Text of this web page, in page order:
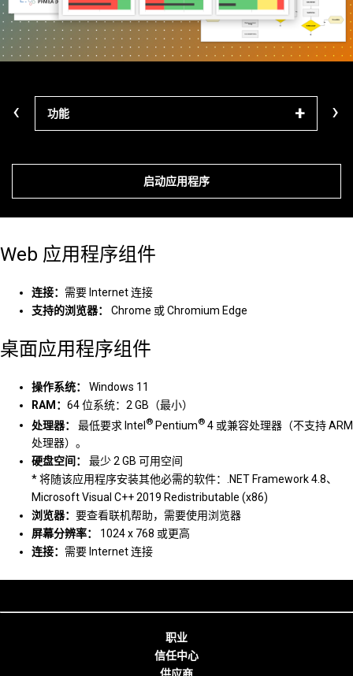
功能 解
‹ ›
启动应用程序
Web 应用程序组件
连接： 需要 Internet 连接
支持的浏览器：
Chrome 或 Chromium Edge
桌面应用程序组件
操作系统：
Windows 11
RAM： 64 位系统：2 GB（最小）
处理器：
最低要求 Intel® Pentium® 4 或兼容处理器（不支持 ARM
处理器）。
硬盘空间：
最少 2 GB 可用空间
* 将随该应用程序安装其他必需的软件：.NET Framework 4.8、
Microsoft Visual C++ 2019 Redistributable (x86)
浏览器： 要查看联机帮助，需要使用浏览器
屏幕分辨率：
1024 x 768 或更高
连接： 需要 Internet 连接
职业
信任中心